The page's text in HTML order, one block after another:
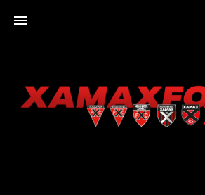
XAMAXFORUM